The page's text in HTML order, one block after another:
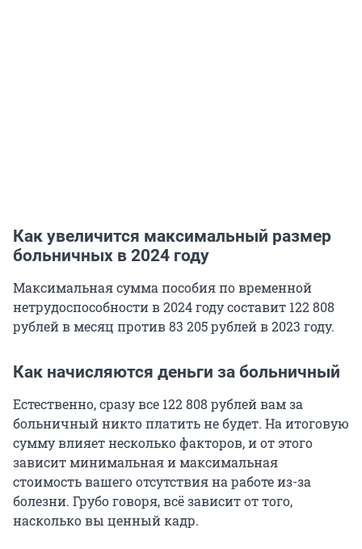
Как увеличится максимальный размер
больничных в 2024 году
Максимальная сумма пособия по временной
нетрудоспособности в 2024 году составит 122 808
рублей в месяц против 83 205 рублей в 2023 году.
Как начисляются деньги за больничный
Естественно, сразу все 122 808 рублей вам за
больничный никто платить не будет. На итоговую
сумму влияет несколько факторов, и от этого
зависит минимальная и максимальная
стоимость вашего отсутствия на работе из-за
болезни. Грубо говоря, всё зависит от того,
насколько вы ценный кадр.